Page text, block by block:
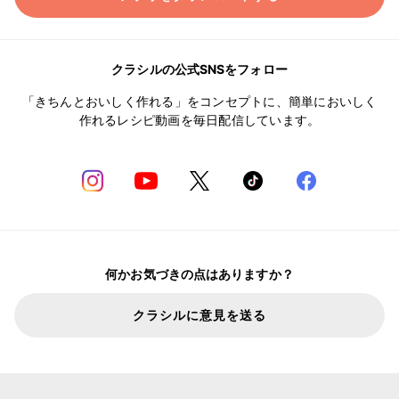
クラシルの公式SNSをフォロー
「きちんとおいしく作れる」をコンセプトに、簡単においしく
作れるレシピ動画を毎日配信しています。
何かお気づきの点はありますか？
クラシルに意見を送る